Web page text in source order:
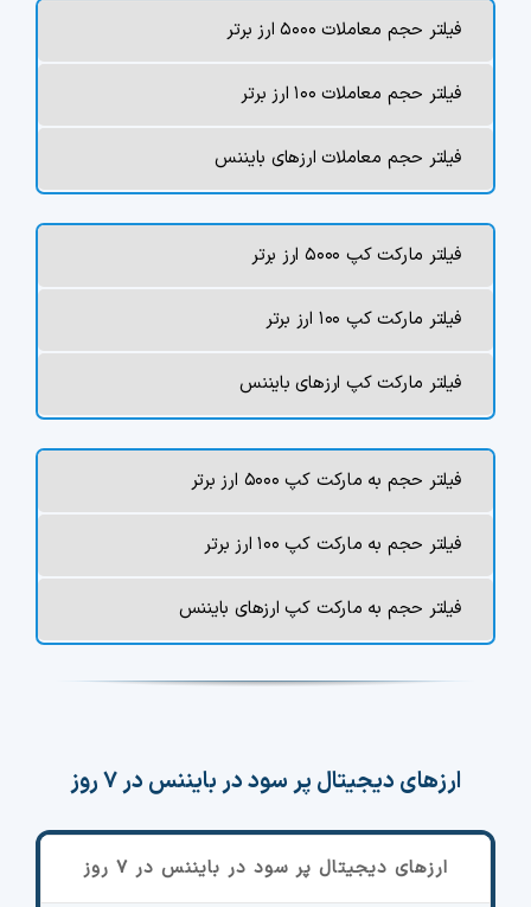
فیلتر حجم معاملات ۵۰۰۰ ارز برتر
فیلتر حجم معاملات ۱۰۰ ارز برتر
فیلتر حجم معاملات ارزهای بایننس
فیلتر مارکت کپ ۵۰۰۰ ارز برتر
فیلتر مارکت کپ ۱۰۰ ارز برتر
فیلتر مارکت کپ ارزهای بایننس
فیلتر حجم به مارکت کپ ۵۰۰۰ ارز برتر
فیلتر حجم به مارکت کپ ۱۰۰ ارز برتر
فیلتر حجم به مارکت کپ ارزهای بایننس
ارزهای دیجیتال پر سود در بایننس در ۷ روز
ارزهای دیجیتال پر سود در بایننس در ۷ روز